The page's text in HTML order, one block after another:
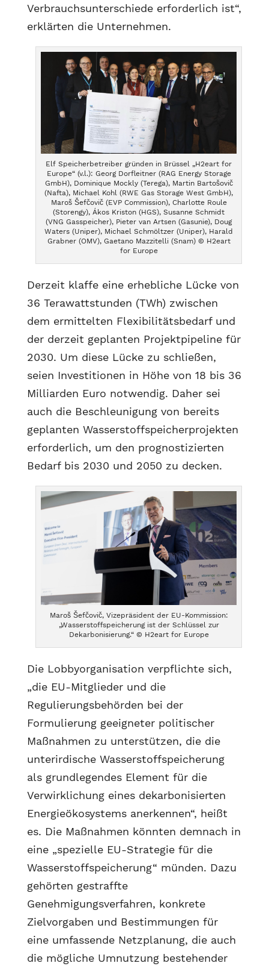
Verbrauchsunterschiede erforderlich ist“,
erklärten die Unternehmen.
Elf Speicherbetreiber gründen in Brüssel „H2eart for
Europe“ (v.l.): Georg Dorfleitner (RAG Energy Storage
GmbH), Dominique Mockly (Terega), Martin Bartošovič
(Nafta), Michael Kohl (RWE Gas Storage West GmbH),
Maroš Šefčovič (EVP Commission), Charlotte Roule
(Storengy), Ákos Kriston (HGS), Susanne Schmidt
(VNG Gasspeicher), Pieter van Artsen (Gasunie), Doug
Waters (Uniper), Michael Schmöltzer (Uniper), Harald
Grabner (OMV), Gaetano Mazzitelli (Snam) © H2eart
for Europe
Derzeit klaffe eine erhebliche Lücke von
36 Terawattstunden (TWh) zwischen
dem ermittelten Flexibilitätsbedarf und
der derzeit geplanten Projektpipeline für
2030. Um diese Lücke zu schließen,
seien Investitionen in Höhe von 18 bis 36
Milliarden Euro notwendig. Daher sei
auch die Beschleunigung von bereits
geplanten Wasserstoffspeicherprojekten
erforderlich, um den prognostizierten
Bedarf bis 2030 und 2050 zu decken.
Maroš Šefčovič, Vizepräsident der EU-Kommission:
„Wasserstoffspeicherung ist der Schlüssel zur
Dekarbonisierung.“ © H2eart for Europe
Die Lobbyorganisation verpflichte sich,
„die EU-Mitglieder und die
Regulierungsbehörden bei der
Formulierung geeigneter politischer
Maßnahmen zu unterstützen, die die
unterirdische Wasserstoffspeicherung
als grundlegendes Element für die
Verwirklichung eines dekarbonisierten
Energieökosystems anerkennen“, heißt
es. Die Maßnahmen könnten demnach in
eine „spezielle EU-Strategie für die
Wasserstoffspeicherung“ münden. Dazu
gehörten gestraffte
Genehmigungsverfahren, konkrete
Zielvorgaben und Bestimmungen für
eine umfassende Netzplanung, die auch
die mögliche Umnutzung bestehender